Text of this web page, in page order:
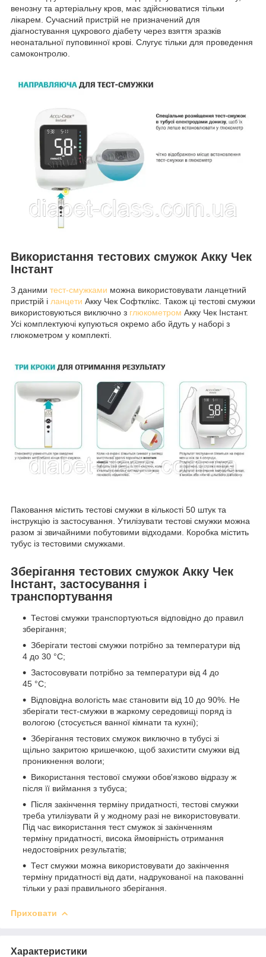
венозну та артеріальну кров, має здійснюватися тільки
лікарем. Сучасний пристрій не призначений для
діагностування цукрового діабету через взяття зразків
неонатальної пуповинної крові. Слугує тільки для проведення
самоконтролю.
Використання тестових смужок Акку Чек
Інстант
З даними тест-смужками можна використовувати ланцетний
пристрій і ланцети Акку Чек Софтклікс. Також ці тестові смужки
використовуються виключно з глюкометром Акку Чек Інстант.
Усі комплектуючі купуються окремо або йдуть у наборі з
глюкометром у комплекті.
Паковання містить тестові смужки в кількості 50 штук та
інструкцію із застосування. Утилізувати тестові смужки можна
разом зі звичайними побутовими відходами. Коробка містить
тубус із тестовими смужками.
Зберігання тестових смужок Акку Чек
Інстант, застосування і
транспортування
Тестові смужки транспортуються відповідно до правил
зберігання;
Зберігати тестові смужки потрібно за температури від
4 до 30 °C;
Застосовувати потрібно за температури від 4 до
45 °C;
Відповідна вологість має становити від 10 до 90%. Не
зберігати тест-смужки в жаркому середовищі поряд із
вологою (стосується ванної кімнати та кухні);
Зберігання тестових смужок виключно в тубусі зі
щільно закритою кришечкою, щоб захистити смужки від
проникнення вологи;
Використання тестової смужки обов'язково відразу ж
після її виймання з тубуса;
Після закінчення терміну придатності, тестові смужки
треба утилізувати й у жодному разі не використовувати.
Під час використання тест смужок зі закінченням
терміну придатності, висока ймовірність отримання
недостовірних результатів;
Тест смужки можна використовувати до закінчення
терміну придатності від дати, надрукованої на пакованні
тільки у разі правильного зберігання.
Приховати
Характеристики